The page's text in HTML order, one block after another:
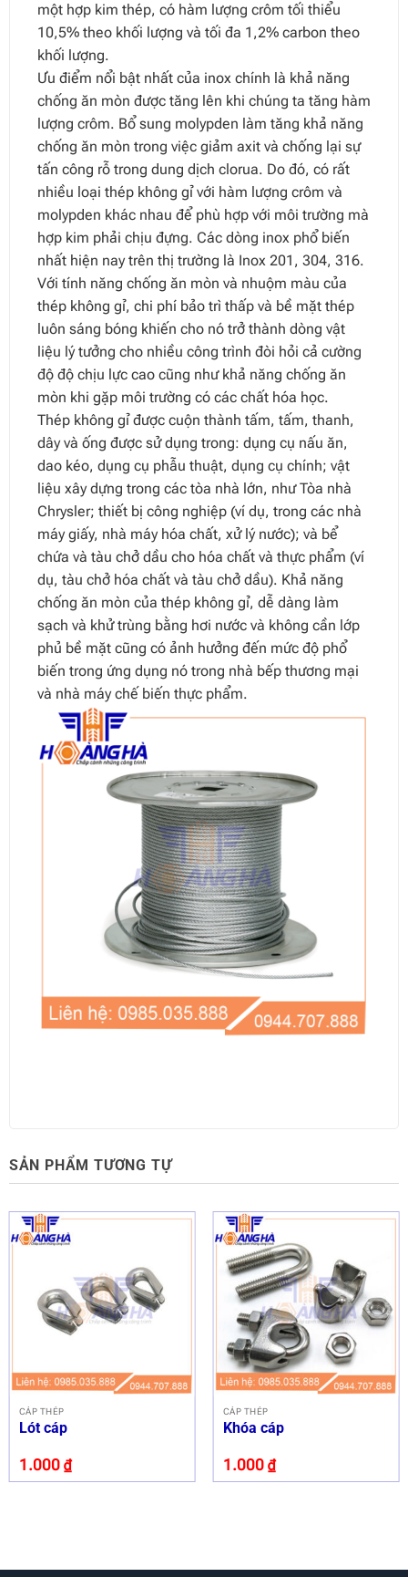
một hợp kim thép, có hàm lượng crôm tối thiểu
10,5% theo khối lượng và tối đa 1,2% carbon theo
khối lượng.
Ưu điểm nổi bật nhất của inox chính là khả năng
chống ăn mòn được tăng lên khi chúng ta tăng hàm
lượng crôm. Bổ sung molypden làm tăng khả năng
chống ăn mòn trong việc giảm axit và chống lại sự
tấn công rỗ trong dung dịch clorua. Do đó, có rất
nhiều loại thép không gỉ với hàm lượng crôm và
molypden khác nhau để phù hợp với môi trường mà
hợp kim phải chịu đựng. Các dòng inox phổ biến
nhất hiện nay trên thị trường là Inox 201, 304, 316.
Với tính năng chống ăn mòn và nhuộm màu của
thép không gỉ, chi phí bảo trì thấp và bề mặt thép
luôn sáng bóng khiến cho nó trở thành dòng vật
liệu lý tưởng cho nhiều công trình đòi hỏi cả cường
độ độ chịu lực cao cũng như khả năng chống ăn
mòn khi gặp môi trường có các chất hóa học.
Thép không gỉ được cuộn thành tấm, tấm, thanh,
dây và ống được sử dụng trong: dụng cụ nấu ăn,
dao kéo, dụng cụ phẫu thuật, dụng cụ chính; vật
liệu xây dựng trong các tòa nhà lớn, như Tòa nhà
Chrysler; thiết bị công nghiệp (ví dụ, trong các nhà
máy giấy, nhà máy hóa chất, xử lý nước); và bể
chứa và tàu chở dầu cho hóa chất và thực phẩm (ví
dụ, tàu chở hóa chất và tàu chở dầu). Khả năng
chống ăn mòn của thép không gỉ, dễ dàng làm
sạch và khử trùng bằng hơi nước và không cần lớp
phủ bề mặt cũng có ảnh hưởng đến mức độ phổ
biến trong ứng dụng nó trong nhà bếp thương mại
và nhà máy chế biến thực phẩm.
SẢN PHẨM TƯƠNG TỰ
CÁP THÉP
Lót cáp
1.000 ₫
CÁP THÉP
Khóa cáp
1.000 ₫